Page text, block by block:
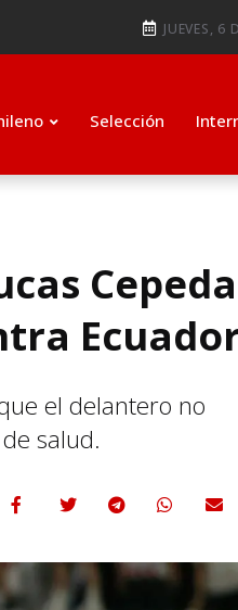
JUEVES, 6
Selección
Cepeda
el delantero no
salud.